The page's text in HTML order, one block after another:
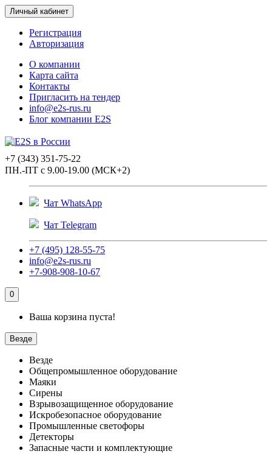
Личный кабинет
Регистрация
Авторизация
О компании
Карта сайта
Контакты
Пригласить на тендер
info@e2s-rus.ru
Блог компании E2S
+7 (343) 351-75-22
ПН.-ПТ с 9.00-19.00 (МСК+2)
Чат WhatsApp
Чат Telegram
+7 (495) 128-55-75
info@e2s-rus.ru
+7-908-908-10-67
0
Ваша корзина пуста!
Везде
Везде
Общепромышленное оборудование
Маяки
Сирены
Взрывозащищенное оборудование
Искробезопасное оборудование
Промышленные светофоры
Детекторы
Запасные части и комплектующие